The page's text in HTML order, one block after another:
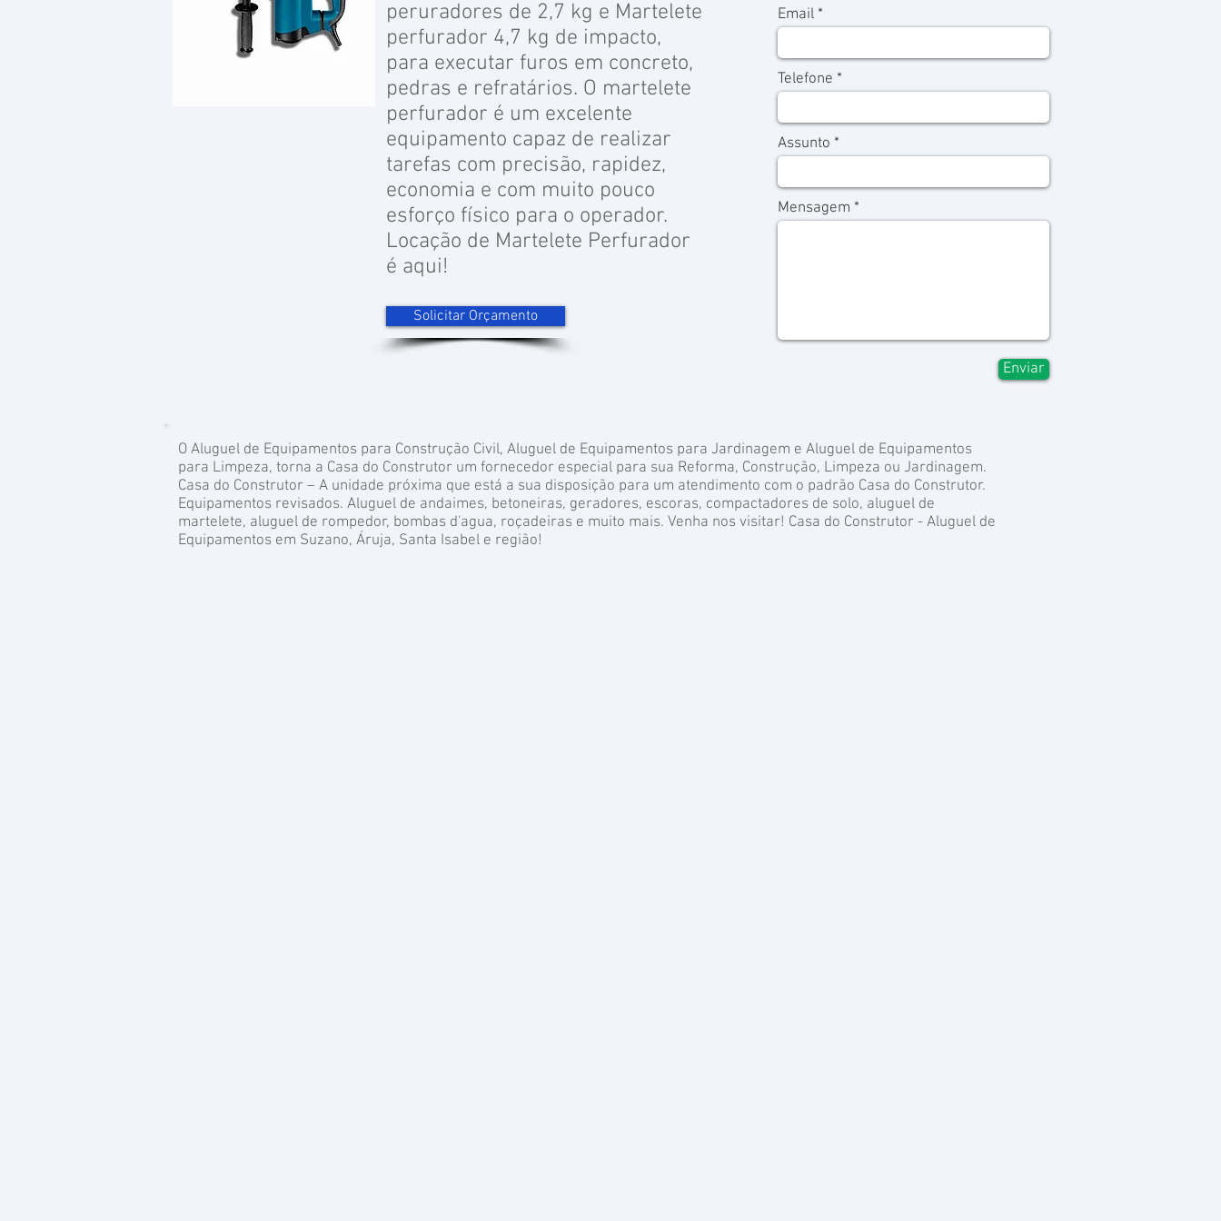
peruradores de 2,7 kg e Martelete
perfurador 4,7 kg de impacto,
para executar furos em concreto,
pedras e refratários. O martelete
perfurador é um excelente
equipamento capaz de realizar
tarefas com precisão, rapidez,
economia e com muito pouco
esforço físico para o operador.
Locação de Martelete Perfurador
é aqui!
Solicitar Orçamento
Email
Telefone
Assunto
Mensagem
Enviar
O Aluguel de Equipamentos para Construção Civil, Aluguel de Equipamentos para Jardinagem e Aluguel de Equipamentos
para Limpeza, torna a Casa do Construtor um fornecedor especial para sua Reforma, Construção, Limpeza ou Jardinagem.
Casa do Construtor – A unidade próxima que está a sua disposição para um atendimento com o padrão Casa do Construtor.
Equipamentos revisados. Aluguel de andaimes, betoneiras, geradores, escoras, compactadores de solo, aluguel de
martelete, aluguel de rompedor, bombas d'agua, roçadeiras e muito mais. Venha nos visitar! Casa do Construtor - Aluguel de
Equipamentos em Suzano, Áruja, Santa Isabel e região!